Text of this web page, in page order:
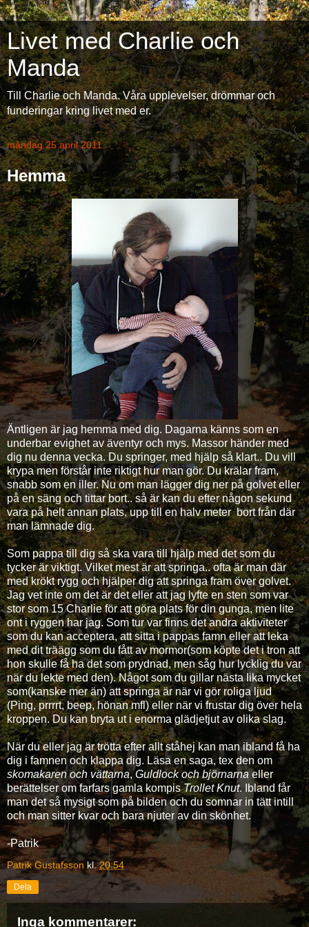
Livet med Charlie och
Manda
Till Charlie och Manda. Våra upplevelser, drömmar och
funderingar kring livet med er.
måndag 25 april 2011
Hemma
Äntligen är jag hemma med dig. Dagarna känns som en
underbar evighet av äventyr och mys. Massor händer med
dig nu denna vecka. Du springer, med hjälp så klart.. Du vill
krypa men förstår inte riktigt hur man gör. Du krälar fram,
snabb som en iller. Nu om man lägger dig ner på golvet eller
på en säng och tittar bort.. så är kan du efter någon sekund
vara på helt annan plats, upp till en halv meter bort från där
man lämnade dig.
Som pappa till dig så ska vara till hjälp med det som du
tycker är viktigt. Vilket mest är att springa.. ofta är man där
med krökt rygg och hjälper dig att springa fram över golvet.
Jag vet inte om det är det eller att jag lyfte en sten som var
stor som 15 Charlie för att göra plats för din gunga, men lite
ont i ryggen har jag. Som tur var finns det andra aktiviteter
som du kan acceptera, att sitta i pappas famn eller att leka
med dit träägg som du fått av mormor(som köpte det i tron att
hon skulle få ha det som prydnad, men såg hur lycklig du var
när du lekte med den). Något som du gillar nästa lika mycket
som(kanske mer än) att springa är när vi gör roliga ljud
(Ping, prrrrt, beep, hönan mfl) eller när vi frustar dig över hela
kroppen. Du kan bryta ut i enorma glädjetjut av olika slag.
När du eller jag är trötta efter allt ståhej kan man ibland få ha
dig i famnen och klappa dig. Läsa en saga, tex den om
skomakaren och vättarna,Guldlock och björnarna eller
berättelser om farfars gamla kompisTrollet Knut. Ibland får
man det så mysigt som på bilden och du somnar in tätt intill
och man sitter kvar och bara njuter av din skönhet.
-Patrik
Patrik Gustafsson kl.20:54
Dela
Inga kommentarer: